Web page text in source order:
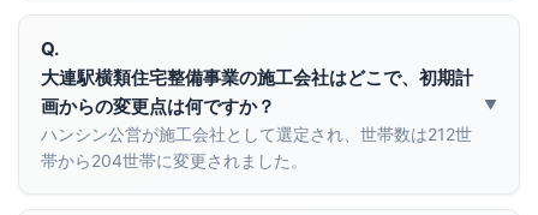
Q.
大連駅横類住宅整備事業の施工会社はどこで、初期計
画からの変更点は何ですか？
ハンシン公営が施工会社として選定され、世帯数は212世
帯から204世帯に変更されました。